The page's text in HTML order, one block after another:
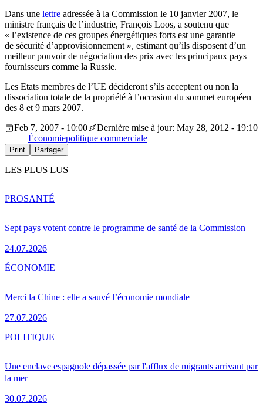
Dans une lettre adressée à la Commission le 10 janvier 2007, le
ministre français de l’industrie, François Loos, a soutenu que
« l’existence de ces groupes énergétiques forts est une garantie
de sécurité d’approvisionnement », estimant qu’ils disposent d’un
meilleur pouvoir de négociation des prix avec les principaux pays
fournisseurs comme la Russie.
Les Etats membres de l’UE décideront s’ils acceptent ou non la
dissociation totale de la propriété à l’occasion du sommet européen
des 8 et 9 mars 2007.
Feb 7, 2007 - 10:00
Dernière mise à jour: May 28, 2012 - 19:10
Économiepolitique commerciale
Print Partager
LES PLUS LUS
Sept pays votent contre le programme de santé de la Commission
24.07.2026
PROSANTÉ
Merci la Chine : elle a sauvé l’économie mondiale
27.07.2026
ÉCONOMIE
Une enclave espagnole dépassée par l'afflux de migrants arrivant par
la mer
30.07.2026
POLITIQUE